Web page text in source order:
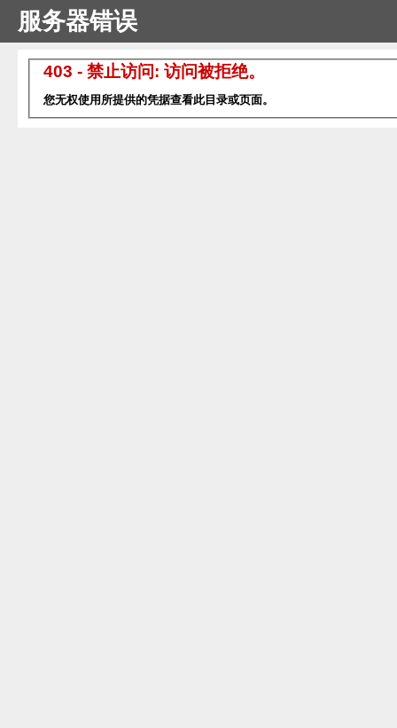
服务器错误
403 - 禁止访问: 访问被拒绝。
您无权使用所提供的凭据查看此目录或页面。